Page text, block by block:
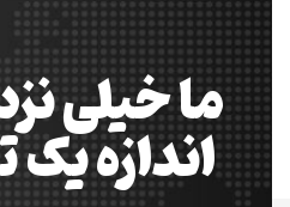
ما خیلی
اندازه